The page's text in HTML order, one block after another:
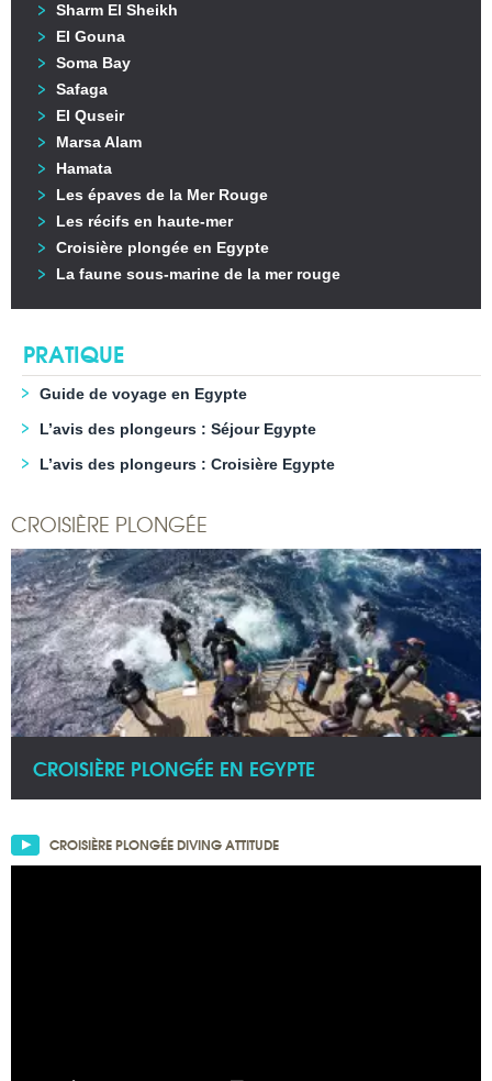
Sharm El Sheikh
El Gouna
Soma Bay
Safaga
El Quseir
Marsa Alam
Hamata
Les épaves de la Mer Rouge
Les récifs en haute-mer
Croisière plongée en Egypte
La faune sous-marine de la mer rouge
PRATIQUE
Guide de voyage en Egypte
L’avis des plongeurs : Séjour Egypte
L’avis des plongeurs : Croisière Egypte
CROISIÈRE PLONGÉE
CROISIÈRE PLONGÉE EN EGYPTE
CROISIÈRE PLONGÉE DIVING ATTITUDE